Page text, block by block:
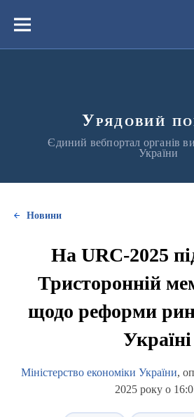
вмістуМеню
Урядовий
Єдиний вебпортал органів
України
Новини
На URC-2025
Тристоронній
щодо реформи
Україні
Міністерство економіки України,
2025 року о